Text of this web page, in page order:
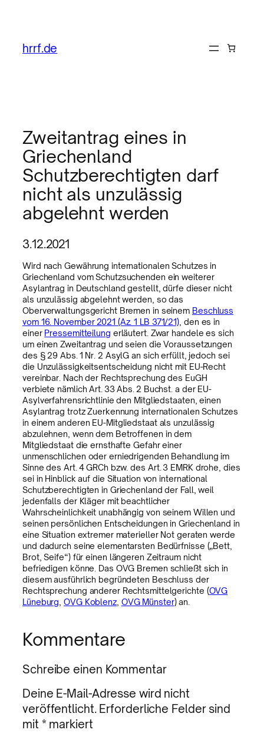
hrrf.de
Zweitantrag eines in
Griechenland
Schutzberechtigten darf
nicht als unzulässig
abgelehnt werden
3.12.2021
Wird nach Gewährung internationalen Schutzes in
Griechenland vom Schutzsuchenden ein weiterer
Asylantrag in Deutschland gestellt, dürfe dieser nicht
als unzulässig abgelehnt werden, so das
Oberverwaltungsgericht Bremen in seinem Beschluss
vom 16. November 2021 (Az. 1 LB 371/21) , den es in
einer Pressemitteilung erläutert. Zwar handele es sich
um einen Zweitantrag und seien die Voraussetzungen
des § 29 Abs. 1 Nr. 2 AsylG an sich erfüllt, jedoch sei
die Unzulässigkeitsentscheidung nicht mit EU-Recht
vereinbar. Nach der Rechtsprechung des EuGH
verbiete nämlich Art. 33 Abs. 2 Buchst. a der EU-
Asylverfahrensrichtlinie den Mitgliedstaaten, einen
Asylantrag trotz Zuerkennung internationalen Schutzes
in einem anderen EU-Mitgliedstaat als unzulässig
abzulehnen, wenn dem Betroffenen in dem
Mitgliedstaat die ernsthafte Gefahr einer
unmenschlichen oder erniedrigenden Behandlung im
Sinne des Art. 4 GRCh bzw. des Art. 3 EMRK drohe, dies
sei in Hinblick auf die Situation von international
Schutzberechtigten in Griechenland der Fall, weil
jedenfalls der Kläger mit beachtlicher
Wahrscheinlichkeit unabhängig von seinem Willen und
seinen persönlichen Entscheidungen in Griechenland in
eine Situation extremer materieller Not geraten werde
und dadurch seine elementarsten Bedürfnisse („Bett,
Brot, Seife“) für einen längeren Zeitraum nicht
befriedigen könne. Das OVG Bremen schließt sich in
diesem ausführlich begründeten Beschluss der
Rechtsprechung anderer Rechtsmittelgerichte (OVG
Lüneburg ,OVG Koblenz, OVG Münster) an.
Kommentare
Schreibe einen Kommentar
Deine E-Mail-Adresse wird nicht
veröffentlicht. Erforderliche Felder sind
mit * markiert